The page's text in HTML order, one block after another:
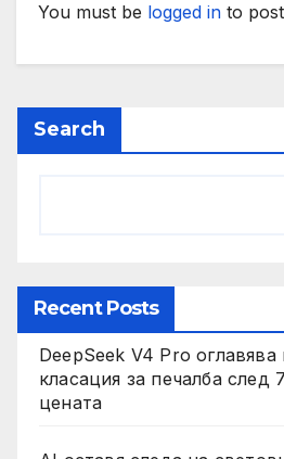
You must be logged in to
Search
Recent Posts
DeepSeek V4 Pro оглавява
класация за печалба след
цената